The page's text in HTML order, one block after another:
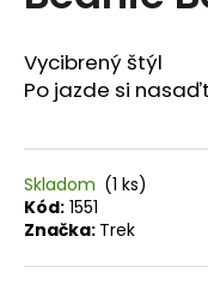
Vycibrený štýl
Po jazde si
Skladom (1 ks)
Kód: 1551
Značka: Trek
j
s
ť
?